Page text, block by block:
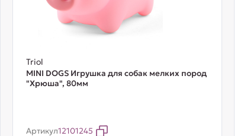
Triol
MINI DOGS Игрушка для собак мелких пород
"Хрюша", 80мм
Артикул12101245